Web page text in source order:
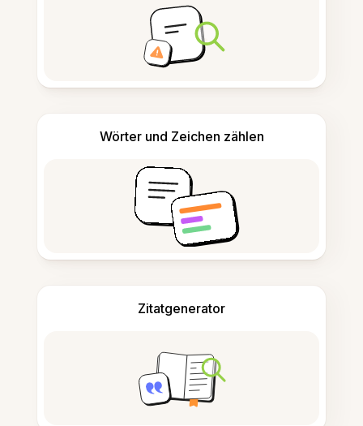
Wörter und Zeichen zählen
Zitatgenerator